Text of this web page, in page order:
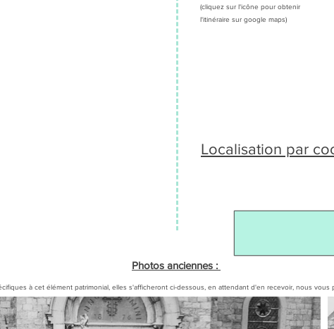
(cliquez sur l'icône pour obtenir
l'itinéraire sur google maps)
Localisation par
Photos anciennes :
à cet élément patrimonial, elles s'afficheront ci-dessous, en attendant d'en recevoir, nous